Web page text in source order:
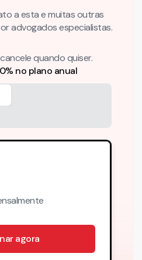
a esta e muitas outras
advogados especialistas.
quando quiser.
no plano anual
agora